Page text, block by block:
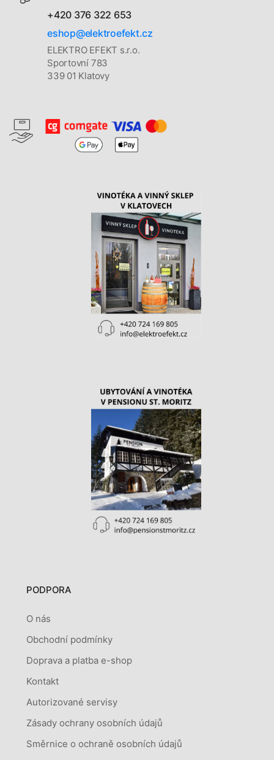
+420 376 322 653
eshop@elektroefekt.cz
ELEKTRO EFEKT s.r.o.
Sportovní 783
339 01 Klatovy
PODPORA
O nás
Obchodní podmínky
Doprava a platba e-shop
Kontakt
Autorizované servisy
Zásady ochrany osobních údajů
Směrnice o ochraně osobních údajů